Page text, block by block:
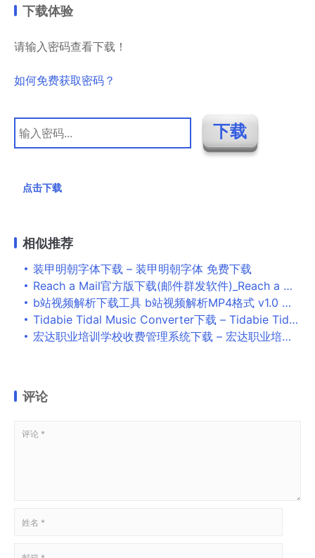
下载体验
请输入密码查看下载！
如何免费获取密码？
点击下载
相似推荐
装甲明朝字体下载 – 装甲明朝字体 免费下载
Reach a Mail官方版下载(邮件群发软件)_Reach a Mail免费版下载
b站视频解析下载工具 b站视频解析MP4格式 v1.0 吾爱破解绿色版
Tidabie Tidal Music Converter下载 – Tidabie Tidal Music Converter 1.5.5 中文破解版
宏达职业培训学校收费管理系统下载 – 宏达职业培训学校收费管理系统 2.0 官方版
评论